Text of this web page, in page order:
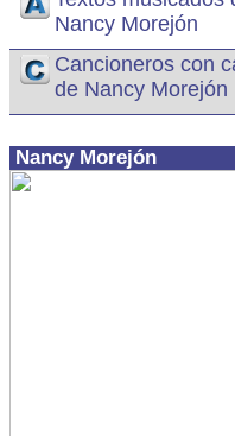
Nancy Morejón
Cancioneros con
de Nancy Morejón
Nancy Morejón